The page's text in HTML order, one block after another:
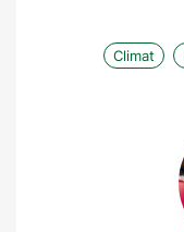
Climat